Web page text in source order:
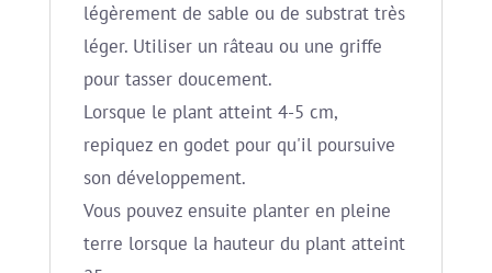
légèrement de sable ou de substrat très
léger. Utiliser un râteau ou une griffe
pour tasser doucement.
Lorsque le plant atteint 4-5 cm,
repiquez en godet pour qu'il poursuive
son développement.
Vous pouvez ensuite planter en pleine
terre lorsque la hauteur du plant atteint